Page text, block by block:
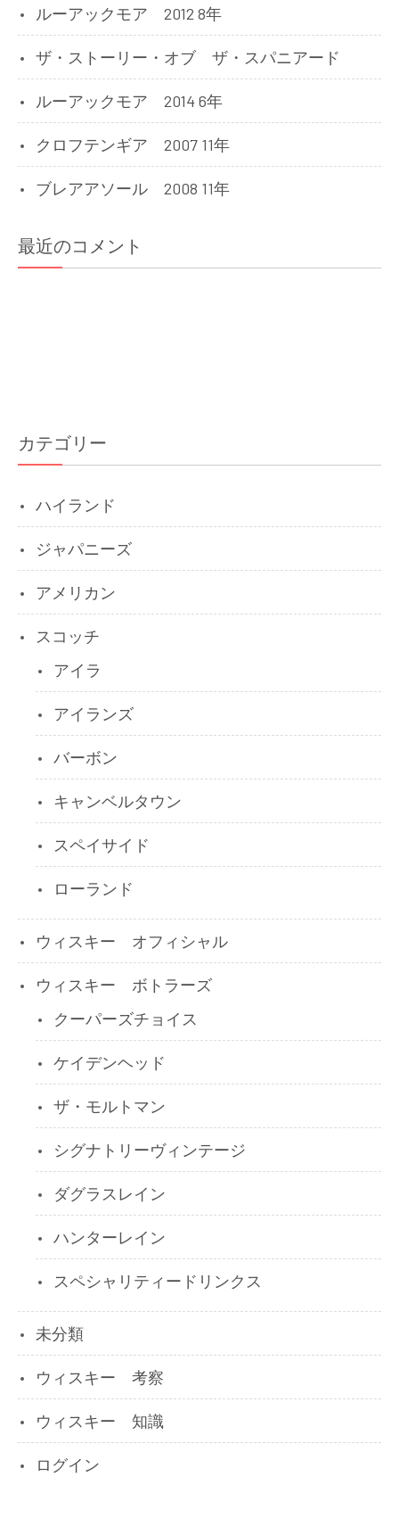
ルーアックモア 2012 8年
ザ・ストーリー・オブ ザ・スパニアード
ルーアックモア 2014 6年
クロフテンギア 2007 11年
ブレアアソール 2008 11年
最近のコメント
カテゴリー
ハイランド
ジャパニーズ
アメリカン
スコッチ
アイラ
アイランズ
バーボン
キャンベルタウン
スペイサイド
ローランド
ウィスキー オフィシャル
ウィスキー ボトラーズ
クーパーズチョイス
ケイデンヘッド
ザ・モルトマン
シグナトリーヴィンテージ
ダグラスレイン
ハンターレイン
スペシャリティードリンクス
未分類
ウィスキー 考察
ウィスキー 知識
ログイン